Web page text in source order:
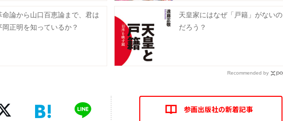
命論から山口百恵論まで、君は
岡正明を知っているか？
天皇家にはなぜ「戸籍」がないの
だろう？
Recommended by
参画出版社の新着記事